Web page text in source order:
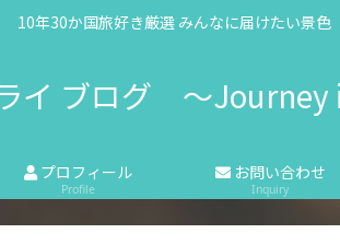
10年30か国旅好き厳選 みんなに届けたい景色
イ ブログ 〜Journey
プロフィール
Profile
お問い合わせ
Inquiry